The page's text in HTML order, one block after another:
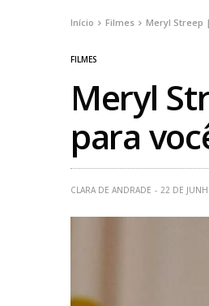
Início Filmes Meryl Streep
FILMES
Meryl
para
CLARA DE ANDRADE 22 DE